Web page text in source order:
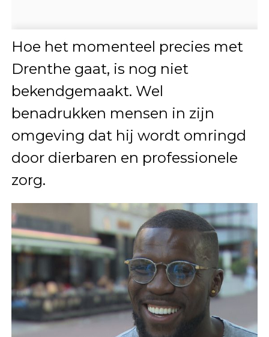
Hoe het momenteel precies met
Drenthe gaat, is nog niet
bekendgemaakt. Wel
benadrukken mensen in zijn
omgeving dat hij wordt omringd
door dierbaren en professionele
zorg.